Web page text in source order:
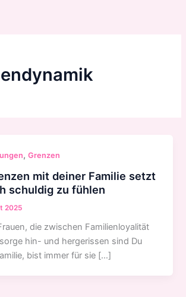
,Grenzen
mit deiner Familie setzt
schuldig zu fühlen
2025
die zwischen Familienloyalität
hin- und hergerissen sind Du
bist immer für sie […]